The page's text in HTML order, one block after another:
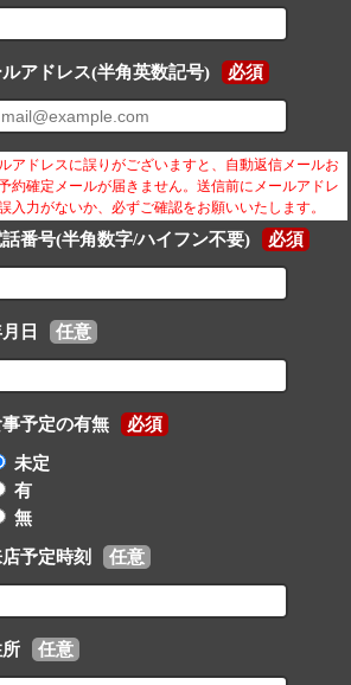
ルアドレス(半角英数記号) 必須
アドレスに誤りがございますと、自動返信メールお
約確定メールが届きません。送信前にメールアドレ
入力がないか、必ずご確認をお願いいたします。
番号(半角数字/ハイフン不要) 必須
日 任意
予定の有無 必須
未定
有
無
予定時刻 任意
任意